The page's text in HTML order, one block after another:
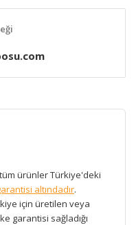
ürünler Türkiye'deki
altındadır.
için üretilen veya
garantisi sağladığı